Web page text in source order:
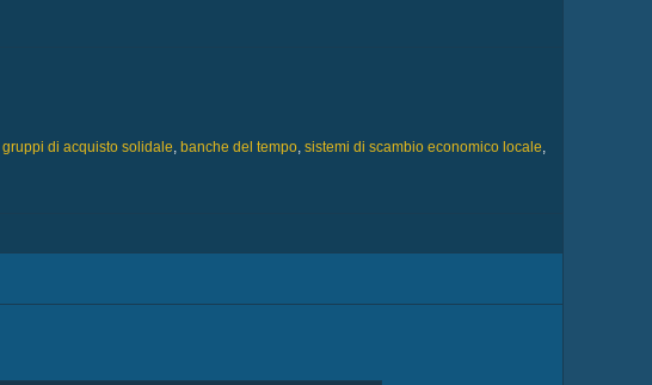
gruppi di acquisto solidale, banche del tempo, sistemi di scambio economico locale,